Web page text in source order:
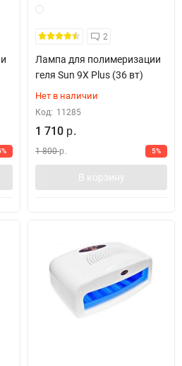
2
Лампа для полимеризации
геля Sun 9X Plus (36 вт)
Нет в наличии
Код: 11285
1 710 р.
1 800 р. 5%
В корзину